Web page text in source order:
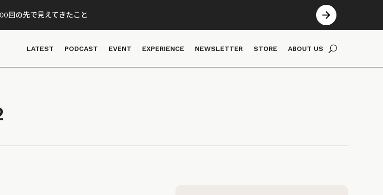
回の先で見えてきたこと
LATEST PODCAST EVENT EXPERIENCE NEWSLETTER STORE ABOUT US